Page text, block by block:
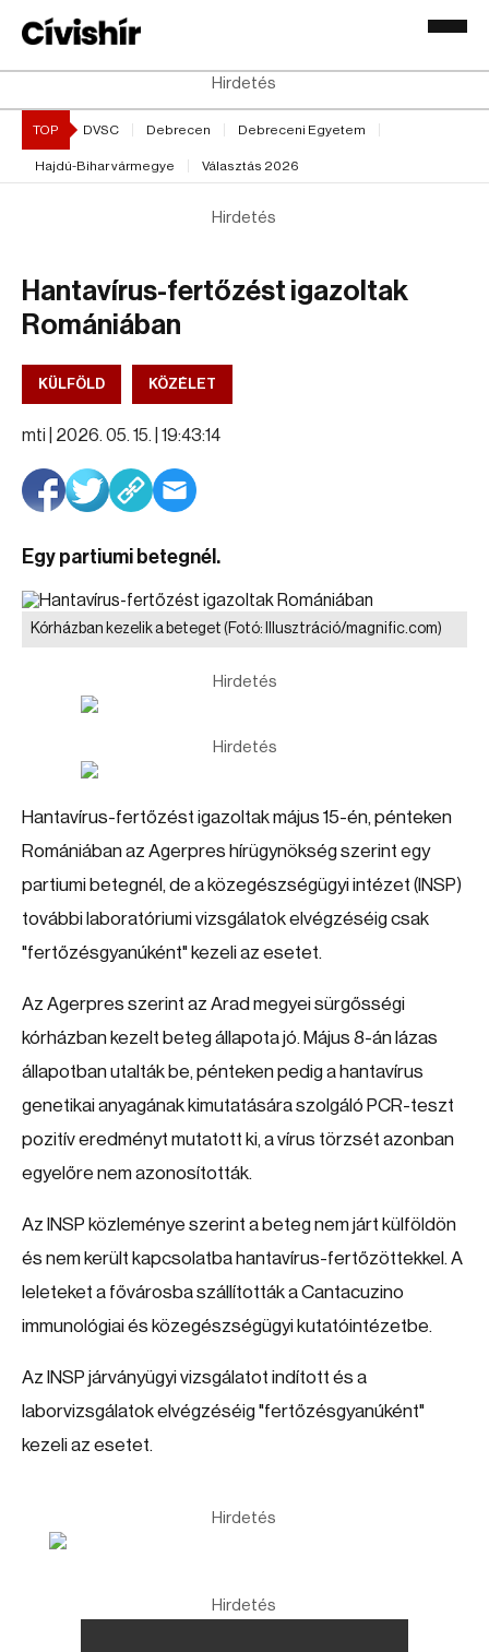
Hirdetés
TOP DVSC Debrecen Debreceni Egyetem
Hajdú-Bihar vármegye Választás 2026
Hirdetés
Hantavírus-fertőzést igazoltak
Romániában
KÜLFÖLD KÖZÉLET
mti | 2026. 05. 15. | 19:43:14
Egy partiumi betegnél.
Kórházban kezelik a beteget (Fotó: Illusztráció/magnific.com)
Hirdetés
Hirdetés
Hantavírus-fertőzést igazoltak május 15-én, pénteken
Romániában az Agerpres hírügynökség szerint egy
partiumi betegnél, de a közegészségügyi intézet (INSP)
további laboratóriumi vizsgálatok elvégzéséig csak
"fertőzésgyanúként" kezeli az esetet.
Az Agerpres szerint az Arad megyei sürgősségi
kórházban kezelt beteg állapota jó. Május 8-án lázas
állapotban utalták be, pénteken pedig a hantavírus
genetikai anyagának kimutatására szolgáló PCR-teszt
pozitív eredményt mutatott ki, a vírus törzsét azonban
egyelőre nem azonosították.
Az INSP közleménye szerint a beteg nem járt külföldön
és nem került kapcsolatba hantavírus-fertőzöttekkel. A
leleteket a fővárosba szállították a Cantacuzino
immunológiai és közegészségügyi kutatóintézetbe.
Az INSP járványügyi vizsgálatot indított és a
laborvizsgálatok elvégzéséig "fertőzésgyanúként"
kezeli az esetet.
Hirdetés
Hirdetés